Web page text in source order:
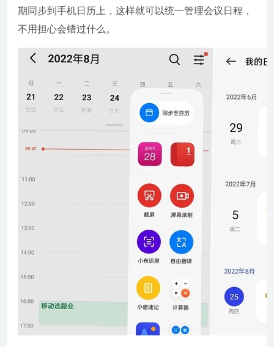
期同步到手机日历上，这样就可以统一管理会议日程，
不用担心会错过什么。